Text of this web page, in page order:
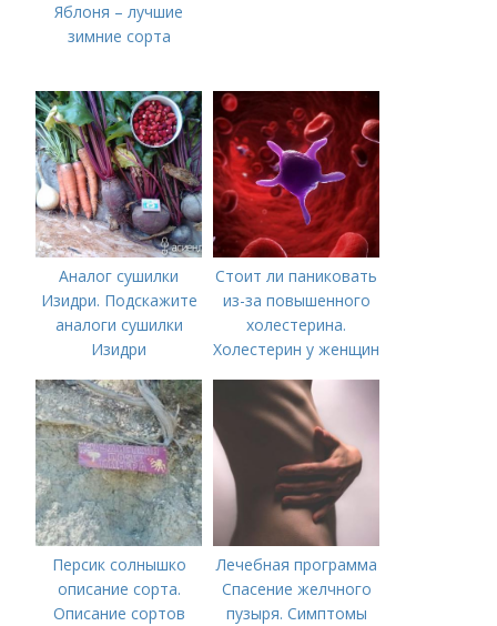
Яблоня – лучшие
зимние сорта
Аналог сушилки
Изидри. Подскажите
аналоги сушилки
Изидри
Стоит ли паниковать
из-за повышенного
холестерина.
Холестерин у женщин
Персик солнышко
описание сорта.
Описание сортов
Лечебная программа
Спасение желчного
пузыря. Симптомы